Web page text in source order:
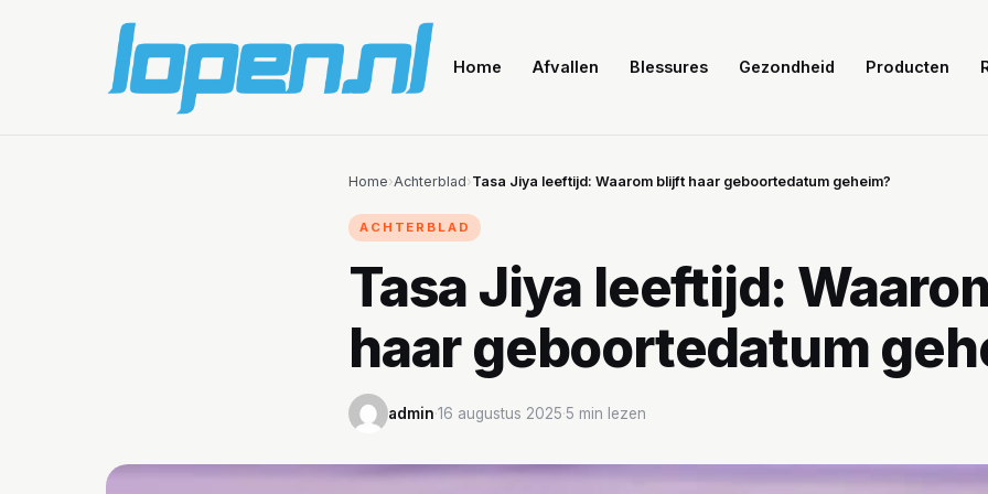
Home Afvallen Blessures Gezondheid Producten
Home›Achterblad›Tasa Jiya leeftijd: Waarom blijft haar geboortedatum geheim?
ACHTERBLAD
Tasa Jiya leeftijd:
haar geboortedatum
admin·16 augustus 2025·5 min lezen